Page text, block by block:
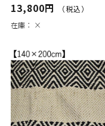
13,800円
（税込）
在庫： ×